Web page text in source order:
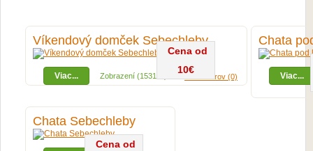
Víkendový domček Sebechleby
Cena od
10€
Viac... Zobrazení (15311x) Komentárov (0)
Chata
Viac...
Chata Sebechleby
Cena od